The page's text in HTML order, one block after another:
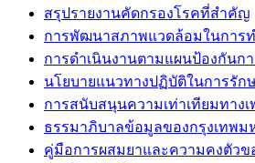
สรุปรายงานคัดกรองโรคที่สำคัญ
การพัฒนาสภาพแวดล้อมในการ
การดำเนินงานตามแผนป้องกันก
นโยบายแนวทางปฏิบัติในการรัก
การสนับสนุนความเท่าเทียมทางเ
ธรรมาภิบาลข้อมูลของกรุงเทพม
คู่มือการผสมยาและความคงตัวข